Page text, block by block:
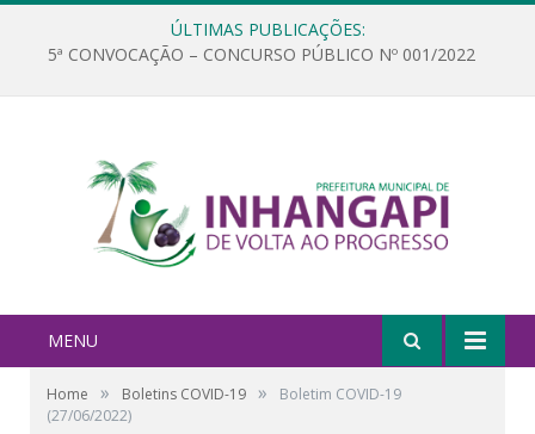
ÚLTIMAS PUBLICAÇÕES:
5ª CONVOCAÇÃO – CONCURSO PÚBLICO Nº 001/2022
MENU
Home » Boletins COVID-19 »
Boletim COVID-19
(27/06/2022)